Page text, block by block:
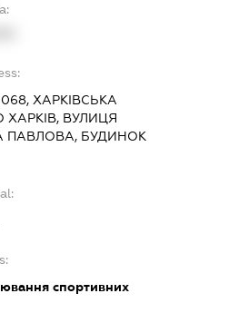
ХАРКІВСЬКА
ХАРКІВ, ВУЛИЦЯ
ПАВЛОВА, БУДИНОК
спортивних